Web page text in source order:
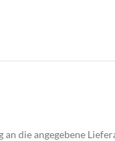
die angegebene